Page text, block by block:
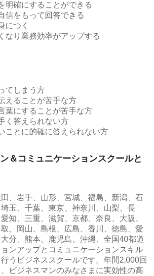
明確にすることができる
信をもって回答できる
につく
なり業務効率がアップする
てしまう方
えることが苦手な方
葉にすることが苦手な方
く答えられない方
ことに的確に答えられない方
＆コミュニケーションスクールと
、岩手、山形、宮城、福島、新潟、石
玉、千葉、東京、神奈川、山梨、長
知、三重、滋賀、京都、奈良、大阪、
、岡山、島根、広島、香川、徳島、愛
分、熊本、鹿児島、沖縄、全国40都道
ンアップとコミュニケーションスキル
うビジネススクールです。年間2,000回
ビジネスマンのみなさまに実効性の高